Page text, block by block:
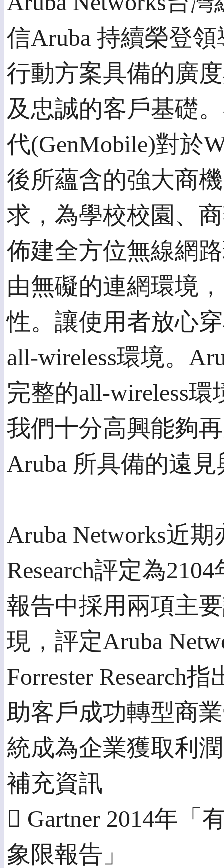
信Aruba 持續榮登
行動方案具備的廣
及忠誠的客戶基礎
代(GenMobile)對於
後所蘊含的強大商
求，為學校校園、
佈建全方位無線網
由無礙的連網環境
性。讓使用者放心
all-wireless環境。
完整的all-wireless
我們十分高興能夠
Aruba 所具備的遠
Aruba Networks近
Research評定為
報告中採用兩項主
現，評定Aruba
Forrester Research
助客戶成功轉型商
統成為企業獲取利
補充資訊
 Gartner 2014年「
象限報告」